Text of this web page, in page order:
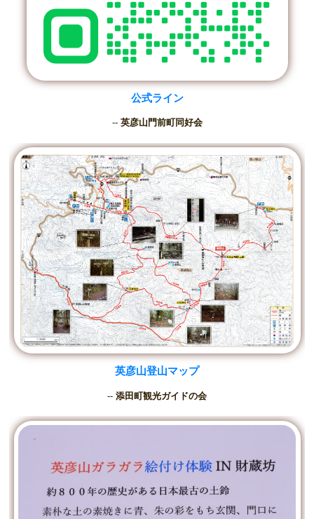
公式ライン
-- 英彦山門前町同好会
英彦山登山マップ
-- 添田町観光ガイドの会